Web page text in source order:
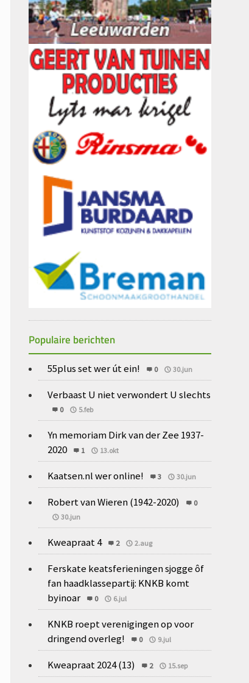
Populaire berichten
55plus set wer út ein! 0 30.jun
Verbaast U niet verwondert U slechts
0 5.feb
Yn memoriam Dirk van der Zee 1937-
2020
1 13.okt
Kaatsen.nl wer online! 3 30.jun
Robert van Wieren (1942-2020)
0
30.jun
Kweapraat 4 2 2.aug
Ferskate keatsferieningen sjogge ôf
fan haadklassepartij: KNKB komt
byinoar
0 6.jul
KNKB roept verenigingen op voor
dringend overleg!
0 9.jul
Kweapraat 2024 (13) 2 15.sep